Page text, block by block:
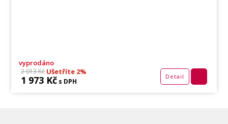
vyprodáno
2 013 KčUšetříte 2%
1 973 Kč s DPH
Detail